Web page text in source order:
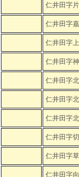
仁井田字
仁井田字
仁井田字
仁井田字
仁井田字
仁井田字
仁井田字
仁井田字
仁井田字
仁井田字